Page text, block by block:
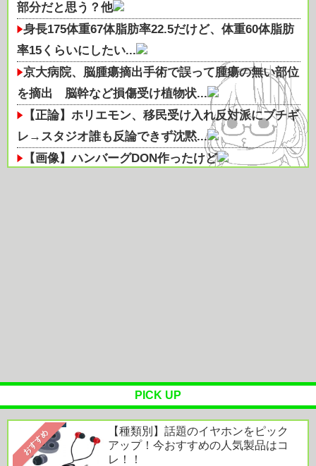
部分だと思う？他
身長175体重67体脂肪率22.5だけど、体重60体脂肪
率15くらいにしたい...
京大病院、脳腫瘍摘出手術で誤って腫瘍の無い部位
を摘出 脳幹など損傷受け植物状...
【正論】ホリエモン、移民受け入れ反対派にブチギ
レ→スタジオ誰も反論できず沈黙...
【画像】ハンバーグDON作ったけど
Powered by livedoor 相互RSS
PICK UP
おすすめ
【種類別】話題のイヤホンをピック
アップ！今おすすめの人気製品はコ
レ！！